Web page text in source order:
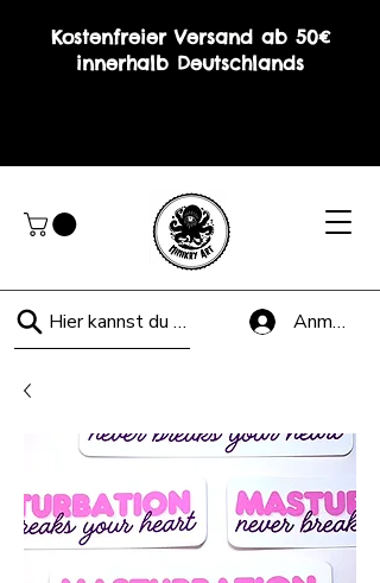
Kostenfreier Versand ab 50€
innerhalb Deutschlands
Hier kannst du suchen! Anmelden